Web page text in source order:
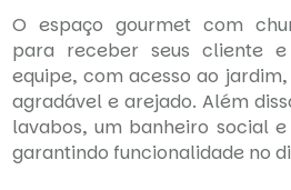
O espaço gourmet com
para receber seus cliente
equipe, com acesso ao
agradável e arejado. Além
lavabos, um banheiro social
garantindo funcionalidade no